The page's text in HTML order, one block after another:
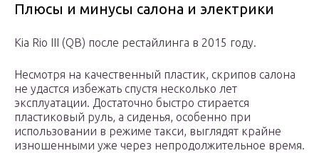
Плюсы и минусы салона и электрики
Kia Rio III (QB) после рестайлинга в 2015 году.
Несмотря на качественный пластик, скрипов салона
не удастся избежать спустя несколько лет
эксплуатации. Достаточно быстро стирается
пластиковый руль, а сиденья, особенно при
использовании в режиме такси, выглядят крайне
изношенными уже через непродолжительное время.